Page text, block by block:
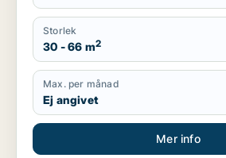
Storlek
30 - 66 m2
Max. per månad
Ej angivet
Mer info